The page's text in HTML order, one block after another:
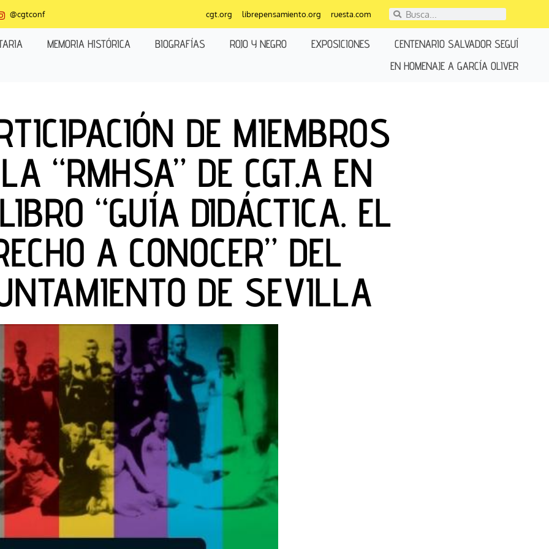
@cgtconf cgt.org librepensamiento.org ruesta.com Buscar
Buscar
MEMORIA HISTÓRICA BIOGRAFÍAS ROJO Y NEGRO EXPOSICIONES
CENTENARIO SALVADOR SEGUÍ
EN HOMENAJE A GARCÍA OLIVER
DE MIEMBROS
“RMHSA” DE CGT.A EN
“GUÍA DIDÁCTICA. EL
A CONOCER” DEL
DE SEVILLA